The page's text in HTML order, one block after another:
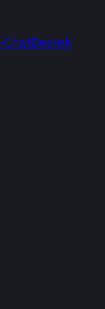
ChatDestek